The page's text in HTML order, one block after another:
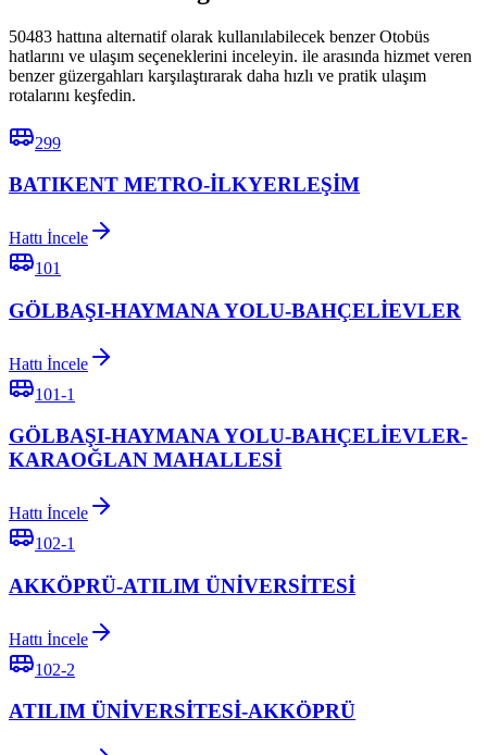
50483 hattına alternatif olarak kullanılabilecek benzer Otobüs
hatlarını ve ulaşım seçeneklerini inceleyin. ile arasında hizmet veren
benzer güzergahları karşılaştırarak daha hızlı ve pratik ulaşım
rotalarını keşfedin.
299
BATIKENT METRO-İLKYERLEŞİM
Hattı İncele
101
GÖLBAŞI-HAYMANA YOLU-BAHÇELİEVLER
Hattı İncele
101-1
GÖLBAŞI-HAYMANA YOLU-BAHÇELİEVLER-
KARAOĞLAN MAHALLESİ
Hattı İncele
102-1
AKKÖPRÜ-ATILIM ÜNİVERSİTESİ
Hattı İncele
102-2
ATILIM ÜNİVERSİTESİ-AKKÖPRÜ